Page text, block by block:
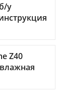
у
Z40